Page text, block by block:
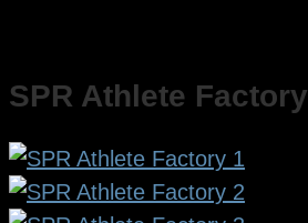
SPR Athlete Factory